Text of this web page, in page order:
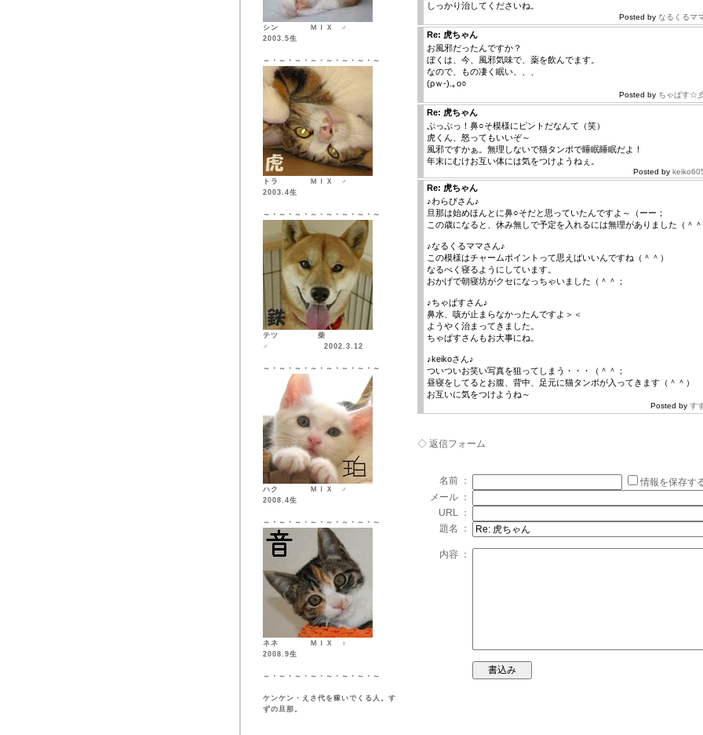
シン ＭＩＸ ♂
2003.5生
～・～・～・～・～・～・～・～
トラ ＭＩＸ ♂
2003.4生
～・～・～・～・～・～・～・～
テツ 柴
♂ 2002.3.12
～・～・～・～・～・～・～・～
ハク ＭＩＸ ♂
2008.4生
～・～・～・～・～・～・～・～
ネネ ＭＩＸ ♀
2008.9生
～・～・～・～・～・～・～・～
ケンケン・えさ代を稼いでくる人。す
ずの旦那。
しっかり治してくださいね。
Posted by なるくるマ
Re: 虎ちゃん
お風邪だったんですか？
ぼくは、今、風邪気味で、薬を飲んでます。
なので、もの凄く眠い、、、
(ρｗ-).｡o○
Posted by ちゃぱす☆
Re: 虎ちゃん
ぷっぷっ！鼻○そ模様にピントだなんて（笑）
虎くん、怒ってもいいぞ～
風邪ですかぁ。無理しないで猫タンポで睡眠睡眠だよ！
年末にむけお互い体には気をつけようねぇ。
Posted by
Re: 虎ちゃん
♪わらびさん♪
旦那は始めほんとに鼻○そだと思っていたんですよ～（ーー；
この歳になると、休み無しで予定を入れるには無理がありました（＾＾
♪なるくるママさん♪
この模様はチャームポイントって思えばいいんですね（＾＾）
なるべく寝るようにしています。
おかげで朝寝坊がクセになっちゃいました（＾＾；
♪ちゃぱすさん♪
鼻水、咳が止まらなかったんですよ＞＜
ようやく治まってきました。
ちゃぱすさんもお大事にね。
♪keikoさん♪
ついついお笑い写真を狙ってしまう・・・（＾＾；
昼寝をしてるとお腹、背中、足元に猫タンポが入ってきます（＾＾）
お互いに気をつけようね～
Posted by す
◇ 返信フォーム
名前 ：
情報を保存す
メール ：
URL ：
題名 ：
内容 ：